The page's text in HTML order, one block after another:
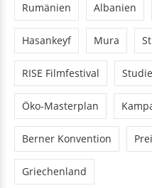
Rumänien Albanien
Hasankeyf Mura
RISE Filmfestival Studie
Öko-Masterplan
Berner Konvention
Griechenland